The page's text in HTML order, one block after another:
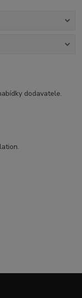
dodavatele.